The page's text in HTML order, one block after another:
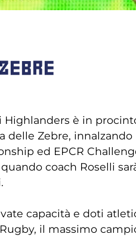
è in
delle Zebre, innalzando
ed EPCR
coach Roselli
capacità e doti
il massimo